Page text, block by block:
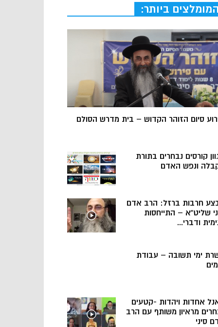
המומלצים ביותר:
סיום הזוהר הקדוש – בית מדרש הסולם
קורסים נבחרים בתורת
ונפש האדם
חרבות ברזל: הרב אדם
שליט”א – התייחסות
ודברי...
ימי תשובה – עבודת
אחדות ויהדות -קטעים
מראיון משותף עם הרב
סיני